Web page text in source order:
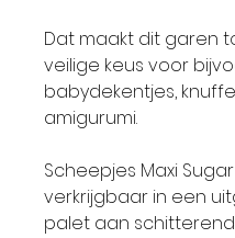
Dat maakt dit garen
veilige keus voor
babydekentjes,
amigurumi.
Scheepjes Maxi Sugar
verkrijgbaar in een
palet aan